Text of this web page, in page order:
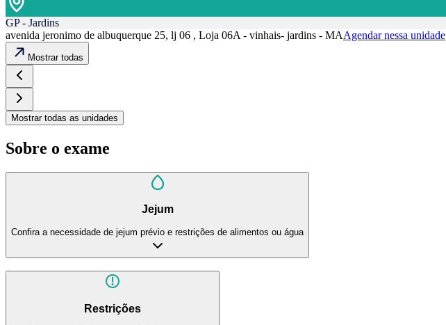
GP - Jardins
avenida jeronimo de albuquerque 25, lj 06 , Loja 06A - vinhais- jardins - MAAgendar nessa unidade
Mostrar todas
Mostrar todas as unidades
Sobre o exame
Jejum
Confira a necessidade de jejum prévio e restrições de alimentos ou água
Restrições